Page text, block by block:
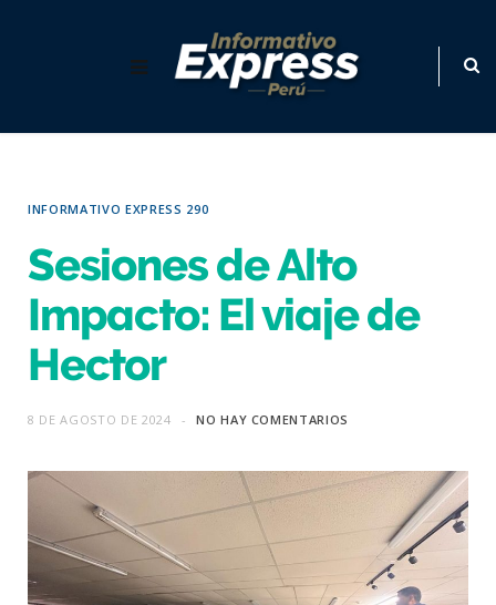
INFORMATIVO EXPRESS 290
Sesiones de Alto
Impacto: El viaje de
Hector
8 DE AGOSTO DE 2024 NO HAY COMENTARIOS